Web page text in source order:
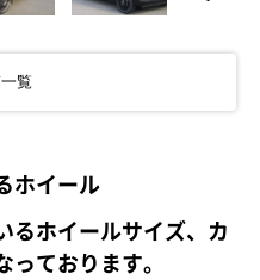
覧
ホイール
るホイールサイズ、カ
ております。